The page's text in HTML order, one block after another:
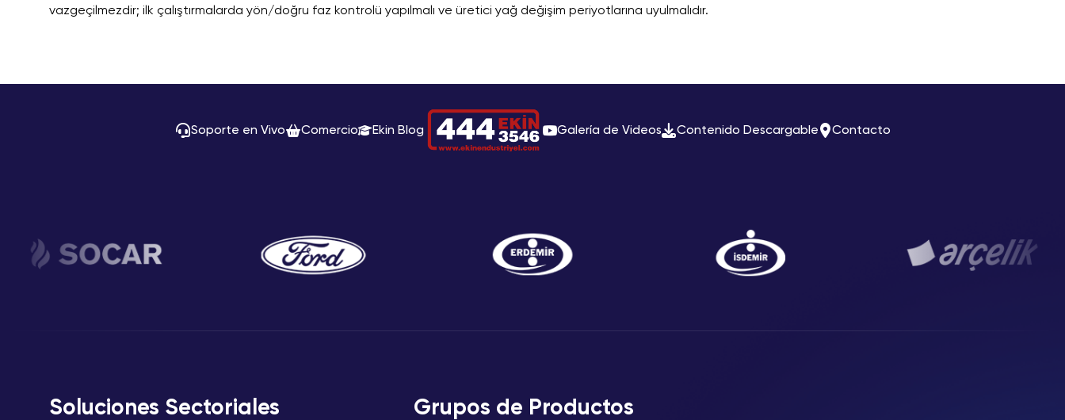
vazgeçilmezdir; ilk çalıştırmalarda yön/doğru faz kontrolü yapılmalı ve üretici yağ değişim periyotlarına uyulmalıdır.
Soporte en Vivo Comercio Ekin Blog Galería de Videos Contenido Descargable Contacto
Soluciones Sectoriales Grupos de Productos